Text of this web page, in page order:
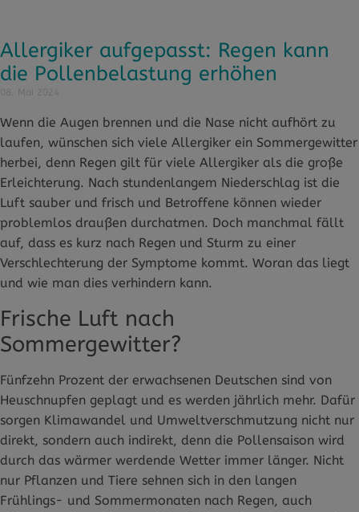
Allergiker aufgepasst: Regen kann
die Pollenbelastung erhöhen
Wenn die Augen brennen und die Nase nicht aufhört zu
laufen, wünschen sich viele Allergiker ein Sommergewitter
herbei, denn Regen gilt für viele Allergiker als die große
Erleichterung. Nach stundenlangem Niederschlag ist die
Luft sauber und frisch und Betroffene können wieder
problemlos draußen durchatmen. Doch manchmal fällt
auf, dass es kurz nach Regen und Sturm zu einer
Verschlechterung der Symptome kommt. Woran das liegt
und wie man dies verhindern kann.
Frische Luft nach
Sommergewitter?
Fünfzehn Prozent der erwachsenen Deutschen sind von
Heuschnupfen geplagt und es werden jährlich mehr. Dafür
sorgen Klimawandel und Umweltverschmutzung nicht nur
direkt, sondern auch indirekt, denn die Pollensaison wird
durch das wärmer werdende Wetter immer länger. Nicht
nur Pflanzen und Tiere sehnen sich in den langen
Frühlings- und Sommermonaten nach Regen, auch